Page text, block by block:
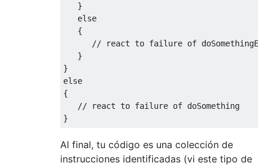
   }
   else
   {
// react to failure of
   }
}
else
{
   // react to failure of doSomething
Al final, tu código es una colección de
instrucciones identificadas (vi este tipo de